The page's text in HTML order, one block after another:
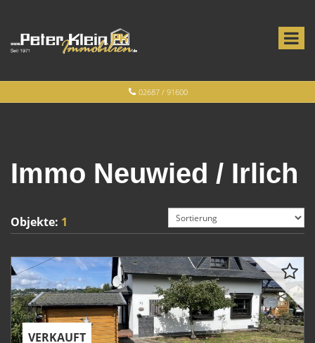
02687 / 91600
Immo Neuwied / Irlich
Objekte: 1
VERKAUFT